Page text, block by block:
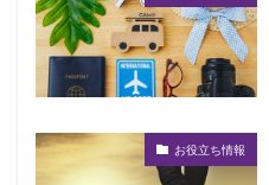
お役立ち情報